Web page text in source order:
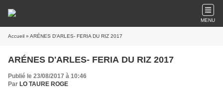
MENU
Accueil » ARÉNES D'ARLES- FERIA DU RIZ 2017
ARÉNES D'ARLES- FERIA DU RIZ 2017
Publié le 23/08/2017 à 10:46
Par LO TAURE ROGE